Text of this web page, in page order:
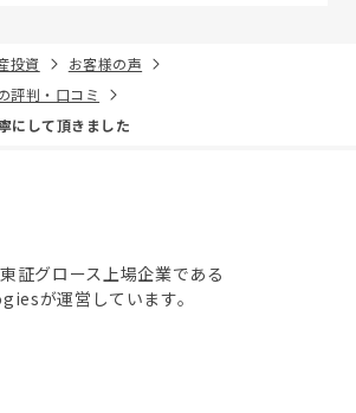
投資
お客様の声
評判・口コミ
にして頂きました
証グロース上場企業である
が運営しています。